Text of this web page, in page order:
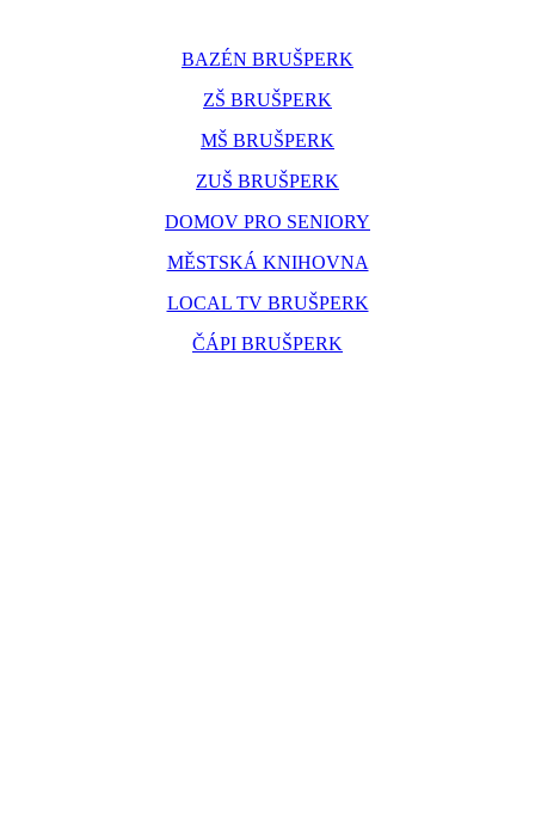
BAZÉN BRUŠPERK
ZŠ BRUŠPERK
MŠ BRUŠPERK
ZUŠ BRUŠPERK
DOMOV PRO SENIORY
MĚSTSKÁ KNIHOVNA
LOCAL TV BRUŠPERK
ČÁPI BRUŠPERK